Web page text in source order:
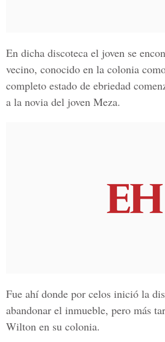
En dicha discoteca el joven se
vecino, conocido en la colonia
completo estado de ebriedad
a la novia del joven Meza.
Fue ahí donde por celos inició la
abandonar el inmueble, pero más
Wilton en su colonia.